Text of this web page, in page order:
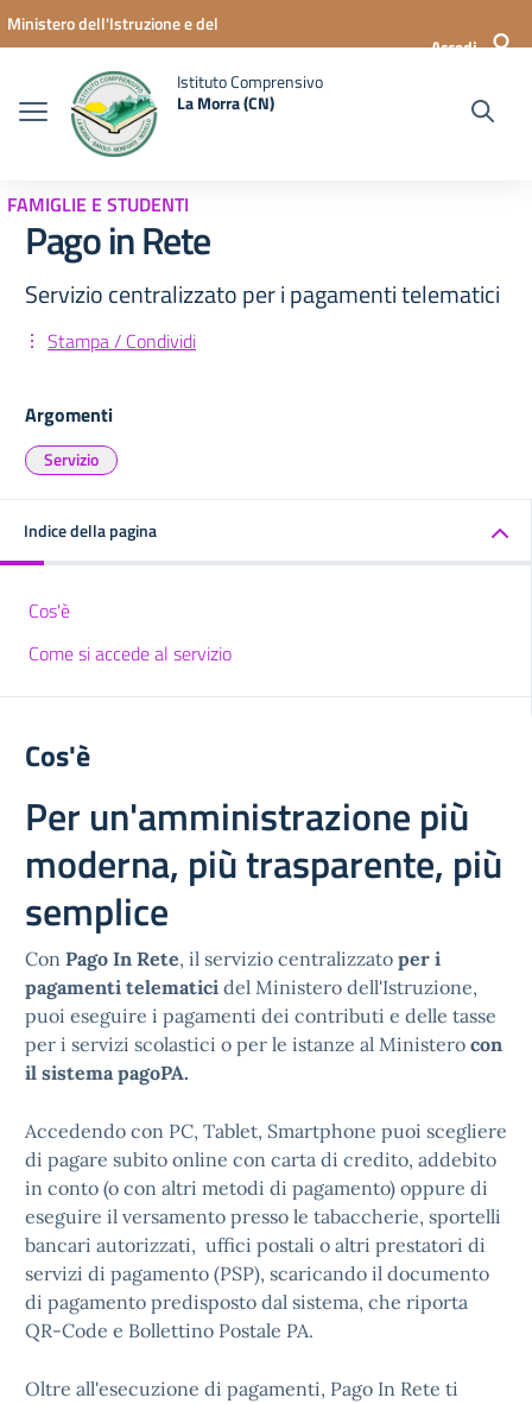
Vai ai contenuti
Vai al menu di navigazione
Vai al footer
Ministero dell'Istruzione e del
Accedi
Istituto Comprensivo
La Morra (CN)
FAMIGLIE E STUDENTI
Pago in Rete
Servizio centralizzato per i pagamenti telematici
Stampa / Condividi
Argomenti
Servizio
Indice della pagina
Cos'è
Come si accede al servizio
Cos'è
Per un'amministrazione più
moderna, più trasparente, più
semplice
Con Pago In Rete, il servizio centralizzato per i
pagamenti telematici del Ministero dell'Istruzione,
puoi eseguire i pagamenti dei contributi e delle tasse
per i servizi scolastici o per le istanze al Ministero con
il sistema pagoPA.
Accedendo con PC, Tablet, Smartphone puoi scegliere
di pagare subito online con carta di credito, addebito
in conto (o con altri metodi di pagamento) oppure di
eseguire il versamento presso le tabaccherie, sportelli
bancari autorizzati, uffici postali o altri prestatori di
servizi di pagamento (PSP), scaricando il documento
di pagamento predisposto dal sistema, che riporta
QR-Code e Bollettino Postale PA.
Oltre all'esecuzione di pagamenti, Pago In Rete ti